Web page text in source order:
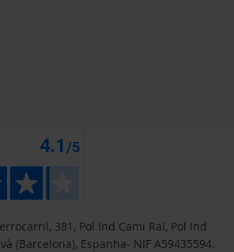
381, Pol Ind Cami Ral, Pol Ind
(Barcelona), Espanha- NIF A59435594.